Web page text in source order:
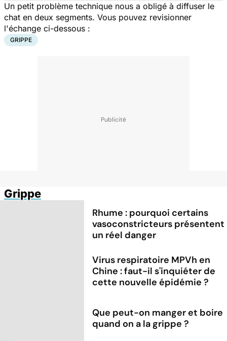
Un petit problème technique nous a obligé à diffuser le
chat en deux segments. Vous pouvez revisionner
l'échange ci-dessous :
GRIPPE
Grippe
Rhume : pourquoi certains
vasoconstricteurs présentent
un réel danger
Virus respiratoire MPVh en
Chine : faut-il s'inquiéter de
cette nouvelle épidémie ?
Que peut-on manger et boire
quand on a la grippe ?